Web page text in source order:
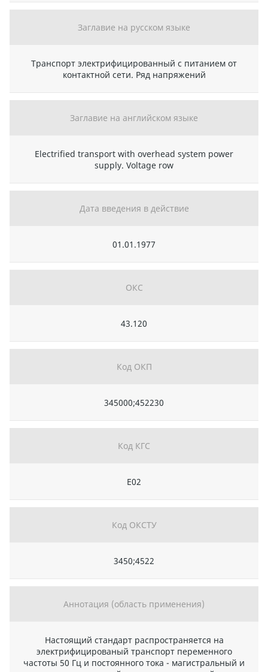
Заглавие на русском языке
Транспорт электрифицированный с питанием от
контактной сети. Ряд напряжений
Заглавие на английском языке
Electrified transport with overhead system power
supply. Voltage row
Дата введения в действие
01.01.1977
ОКС
43.120
Код ОКП
345000;452230
Код КГС
Е02
Код ОКСТУ
3450;4522
Аннотация (область применения)
Настоящий стандарт распространяется на
электрифицированый транспорт переменного
частоты 50 Гц и постоянного тока - магистральный и